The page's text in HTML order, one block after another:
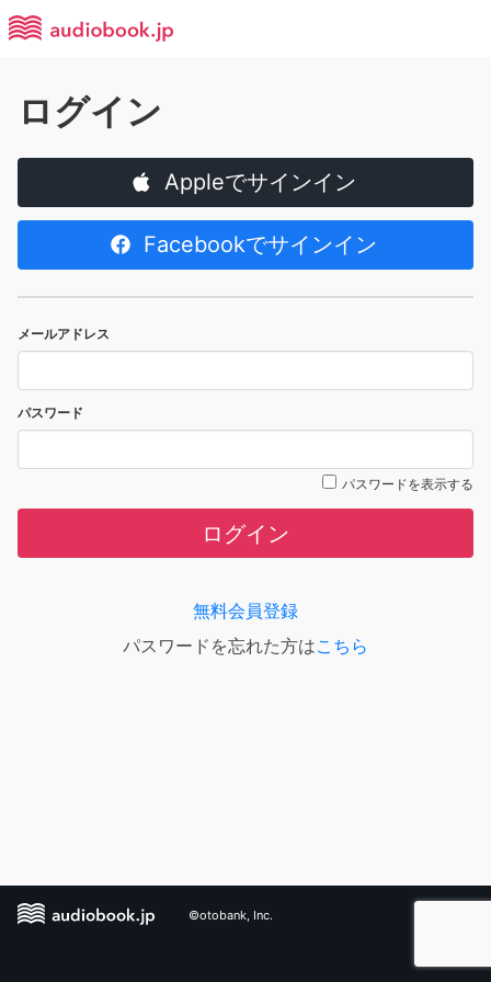
ログイン
Appleでサインイン
Facebookでサインイン
メールアドレス
パスワード
パスワードを表示する
ログイン
無料会員登録
パスワードを忘れた方はこちら
©otobank, Inc.